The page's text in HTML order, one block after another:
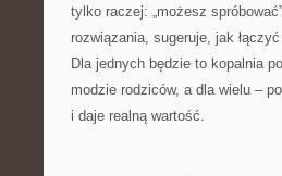
tylko raczej: „możesz
rozwiązania, sugeruje, jak
Dla jednych będzie to kopalnia
modzie rodziców, a dla wielu –
i daje realną wartość.